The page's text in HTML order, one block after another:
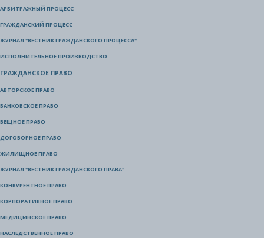
АРБИТРАЖНЫЙ ПРОЦЕСС
ГРАЖДАНСКИЙ ПРОЦЕСС
ЖУРНАЛ "ВЕСТНИК ГРАЖДАНСКОГО ПРОЦЕССА"
ИСПОЛНИТЕЛЬНОЕ ПРОИЗВОДСТВО
ГРАЖДАНСКОЕ ПРАВО
АВТОРСКОЕ ПРАВО
БАНКОВСКОЕ ПРАВО
ВЕЩНОЕ ПРАВО
ДОГОВОРНОЕ ПРАВО
ЖИЛИЩНОЕ ПРАВО
ЖУРНАЛ "ВЕСТНИК ГРАЖДАНСКОГО ПРАВА"
КОНКУРЕНТНОЕ ПРАВО
КОРПОРАТИВНОЕ ПРАВО
МЕДИЦИНСКОЕ ПРАВО
НАСЛЕДСТВЕННОЕ ПРАВО